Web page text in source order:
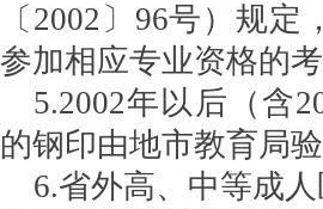
〔2002〕96号）规
参加相应专业资格的考
5.2002年以后（含
的钢印由地市教育局验
6.省外高、中等成